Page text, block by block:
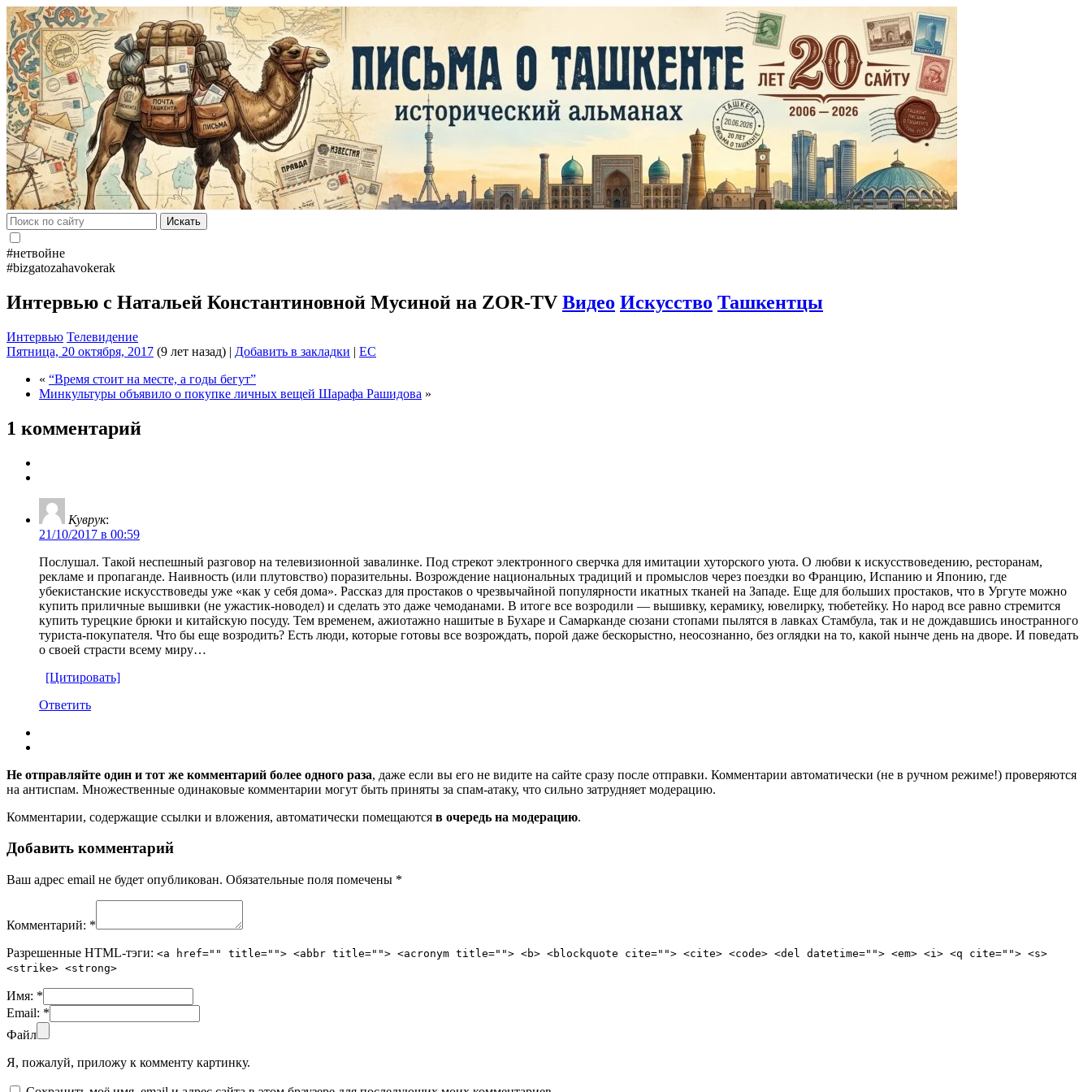
Искать
#нетвойне
#bizgatozahavokerak
Интервью с Натальей Константиновной Мусиной на ZOR-TV Видео Искусство Ташкентцы
Интервью Телевидение
Пятница, 20 октября, 2017 (9 лет назад) | Добавить в закладки | EC
« “Время стоит на месте, а годы бегут”
Минкультуры объявило о покупке личных вещей Шарафа Рашидова »
1 комментарий
Куврук:
21/10/2017 в 00:59
Послушал. Такой неспешный разговор на телевизионной завалинке. Под стрекот электронного сверчка для имитации хуторского уюта. О любви к искусствоведению, ресторанам,
рекламе и пропаганде. Наивность (или плутовство) поразительны. Возрождение национальных традиций и промыслов через поездки во Францию, Испанию и Японию, где
убекистанские искусствоведы уже «как у себя дома». Рассказ для простаков о чрезвычайной популярности икатных тканей на Западе. Еще для больших простаков, что в Ургуте можно
купить приличные вышивки (не ужастик-новодел) и сделать это даже чемоданами. В итоге все возродили — вышивку, керамику, ювелирку, тюбетейку. Но народ все равно стремится
купить турецкие брюки и китайскую посуду. Тем временем, ажиотажно нашитые в Бухаре и Самарканде сюзани стопами пылятся в лавках Стамбула, так и не дождавшись иностранного
туриста-покупателя. Что бы еще возродить? Есть люди, которые готовы все возрождать, порой даже бескорыстно, неосознанно, без оглядки на то, какой нынче день на дворе. И поведать
о своей страсти всему миру…
[Цитировать]
Ответить
Не отправляйте один и тот же комментарий более одного раза, даже если вы его не видите на сайте сразу после отправки. Комментарии автоматически (не в ручном режиме!) проверяются
на антиспам. Множественные одинаковые комментарии могут быть приняты за спам-атаку, что сильно затрудняет модерацию.
Комментарии, содержащие ссылки и вложения, автоматически помещаются в очередь на модерацию.
Добавить комментарий
Ваш адрес email не будет опубликован. Обязательные поля помечены *
Комментарий: *
Разрешенные HTML-тэги: <a href="" title=""> <abbr title=""> <acronym title=""> <b> <blockquote cite=""> <cite> <code> <del datetime=""> <em> <i> <q cite=""> <s>
<strike> <strong>
Имя: *
Email: *
Файл
Я, пожалуй, приложу к комменту картинку.